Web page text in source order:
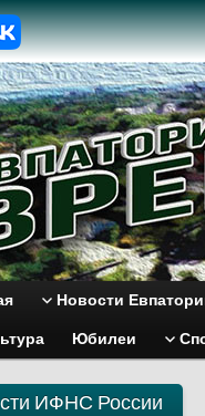
Новости
Юбилеи
ИФНС России